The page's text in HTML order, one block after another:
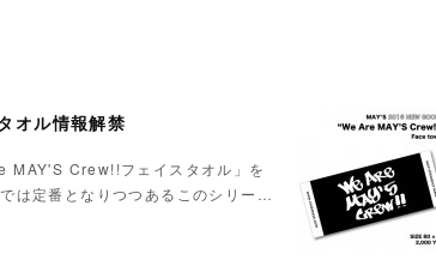
オル情報解禁
MAY'S Crew!!フェイスタオル」を
は定番となりつつあるこのシリー…